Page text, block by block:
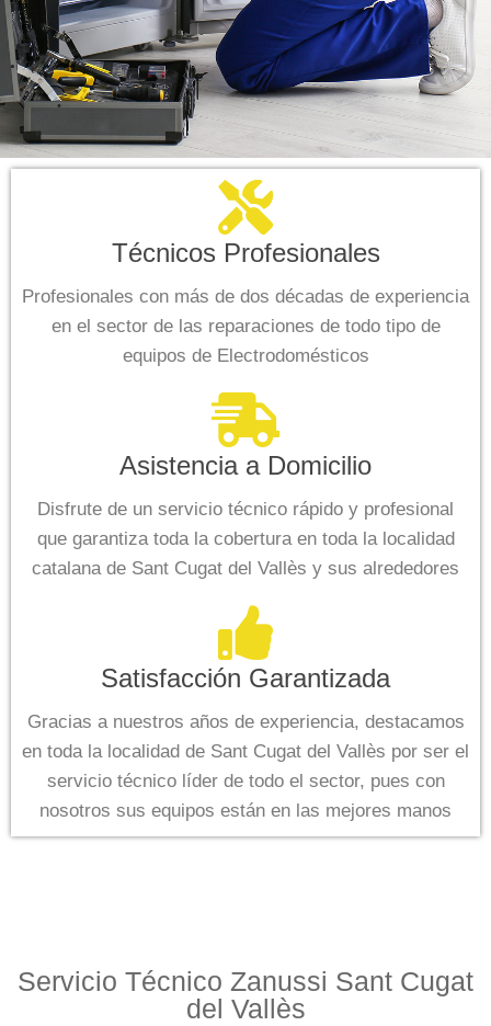
Técnicos Profesionales
Profesionales con más de dos décadas de experiencia
en el sector de las reparaciones de todo tipo de
equipos de Electrodomésticos
Asistencia a Domicilio
Disfrute de un servicio técnico rápido y profesional
que garantiza toda la cobertura en toda la localidad
catalana de Sant Cugat del Vallès y sus alrededores
Satisfacción Garantizada
Gracias a nuestros años de experiencia, destacamos
en toda la localidad de Sant Cugat del Vallès por ser el
servicio técnico líder de todo el sector, pues con
nosotros sus equipos están en las mejores manos
Servicio Técnico Zanussi Sant Cugat
del Vallès